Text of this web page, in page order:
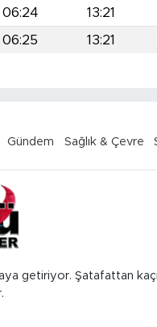
06:24 13:21
06:25 13:21
Gündem Sağlık & Çevre
getiriyor. Şatafattan